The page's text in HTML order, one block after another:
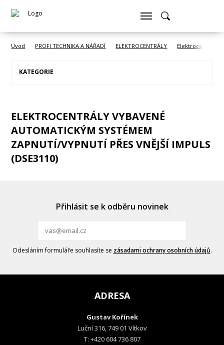
Úvod PROFI TECHNIKA A NÁŘADÍ ELEKTROCENTRÁLY Elektrocentrály a
KATEGORIE
ELEKTROCENTRÁLY VYBAVENÉ
AUTOMATICKÝM SYSTÉMEM
ZAPNUTÍ/VYPNUTÍ PŘES VNĚJŠÍ IMPULS
(DSE3110)
Přihlásit se k odběru novinek
Odesláním formuláře souhlasíte se zásadami ochrany osobních údajů.
ADRESA
Gustav Kořínek
Luční 316, 749 01 Vítkov
T: +420 604 736 807